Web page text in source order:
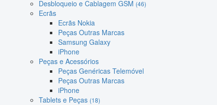
Desbloqueio e Cablagem GSM (46)
Ecrãs
Ecrãs Nokia
Peças Outras Marcas
Samsung Galaxy
iPhone
Peças e Acessórios
Peças Genéricas Telemóvel
Peças Outras Marcas
iPhone
Tablets e Peças (18)